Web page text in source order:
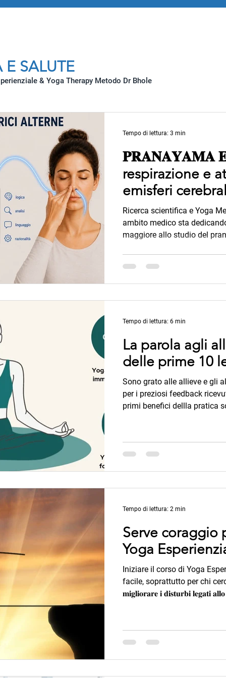
𝐏𝐑𝐀𝐍𝐀𝐘𝐀𝐌𝐀
respirazione e
emisferi
Ricerca scientifica e Yoga
ambito medico sta
maggiore allo studio del
messo in luce l'importanza
respiratorie quali la
Tempo di lettura: 3 min
La parola agli
delle prime 10
Sono grato alle allieve e gli allievi dei corsi yoga di gruppo
per i preziosi feedback
primi benefici dellla pratica
Esperienziale manifestarsi
operatori del benessere,
Tempo di lettura: 6 min
Serve coraggio
Yoga
Iniziare il corso di Yoga
facile, soprattutto per chi
𝐦𝐢𝐠𝐥𝐢𝐨𝐫𝐚𝐫𝐞 𝐢 𝐝𝐢𝐬𝐭𝐮𝐫𝐛𝐢 𝐥𝐞𝐠𝐚𝐭𝐢
semplici, ma decisamente
insegnamenti del Dr. Bhole,
Tempo di lettura: 2 min
SALUTE
& Yoga Therapy Metodo Dr Bhole